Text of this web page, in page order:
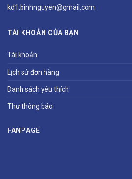
kd1.binhnguyen@gmail.com
TÀI KHOẢN CỦA BẠN
Tài khoản
Lịch sử đơn hàng
Danh sách yêu thích
Thư thông báo
FANPAGE